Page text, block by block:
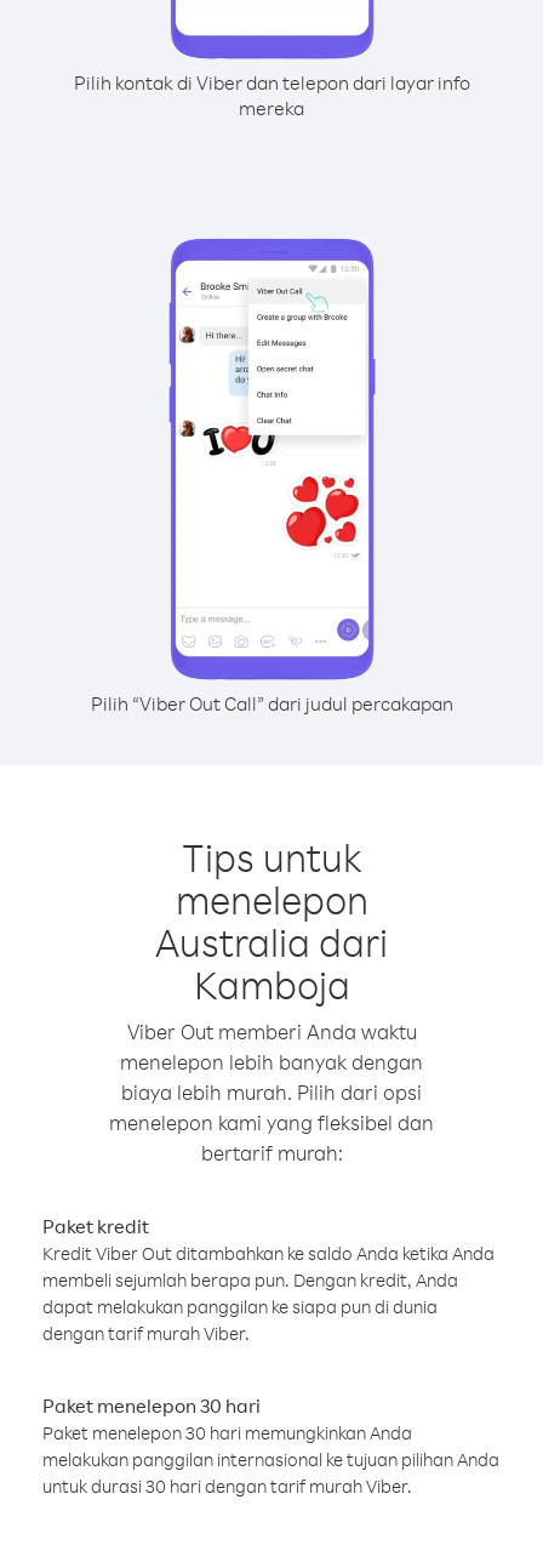
Pilih kontak di Viber dan telepon dari layar info
mereka
Pilih “Viber Out Call” dari judul percakapan
Tips untuk
menelepon
Australia dari
Kamboja
Viber Out memberi Anda waktu
menelepon lebih banyak dengan
biaya lebih murah. Pilih dari opsi
menelepon kami yang fleksibel dan
bertarif murah:
Paket kredit
Kredit Viber Out ditambahkan ke saldo Anda ketika Anda
membeli sejumlah berapa pun. Dengan kredit, Anda
dapat melakukan panggilan ke siapa pun di dunia
dengan tarif murah Viber.
Paket menelepon 30 hari
Paket menelepon 30 hari memungkinkan Anda
melakukan panggilan internasional ke tujuan pilihan Anda
untuk durasi 30 hari dengan tarif murah Viber.